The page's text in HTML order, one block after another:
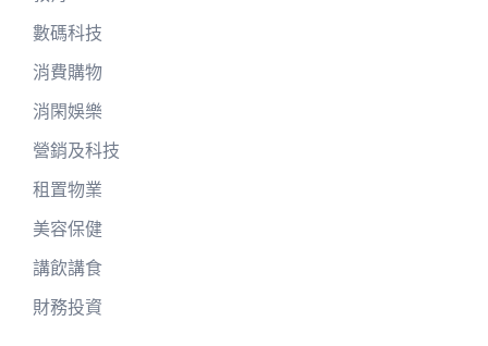
數碼科技
消費購物
消閑娛樂
營銷及科技
租置物業
美容保健
講飲講食
財務投資